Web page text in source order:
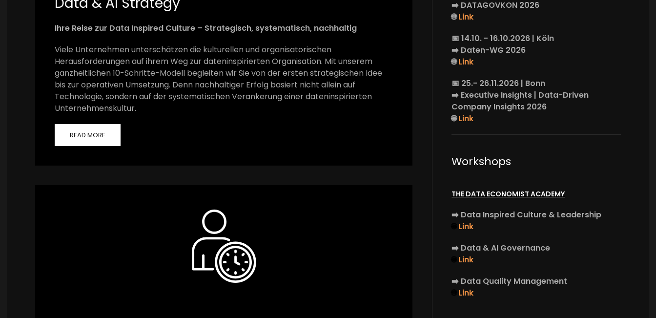
Ihre Reise zur Data Inspired Culture – Strategisch, systematisch, nachhaltig
Viele Unternehmen unterschätzen die kulturellen und organisatorischen
Herausforderungen auf ihrem Weg zur dateninspirierten Organisation. Mit unserem
ganzheitlichen 10-Schritte-Modell begleiten wir Sie von der ersten strategischen Idee
bis zur operativen Umsetzung. Denn nachhaltiger Erfolg basiert nicht allein auf
Technologie, sondern auf der systematischen Verankerung einer dateninspirierten
Unternehmenskultur.
READ MORE
➡️ DATAGOVKON 2026
🌐Link
📅 14.10. - 16.10.2026 | Köln
➡️ Daten-WG 2026
🌐Link
📅 25.- 26.11.2026 | Bonn
➡️ Executive Insights | Data-Driven
Company Insights 2026
🌐Link
Workshops
THE DATA ECONOMIST ACADEMY
➡️ Data Inspired Culture & Leadership
Link
➡️ Data & AI Governance
Link
➡️ Data Quality Management
Link